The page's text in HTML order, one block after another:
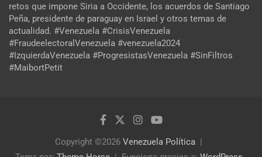
retos que impone Siria a Occidente, los acuerdos de Santiago
Peña, presidente de paraguay en Israel y otros temas de
actualidad. #Venezuela #CrisisVenezuela
#FraudeelectoralVenezuela #venezuela2024
#IzquierdaVenezuela #ProgresistasVenezuela #SinFiltros
#MaibortPetit
Copyright ©2026 Venezuela Política